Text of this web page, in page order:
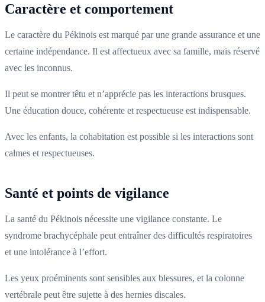
Caractère et comportement
Le caractère du Pékinois est marqué par une grande assurance et une
certaine indépendance. Il est affectueux avec sa famille, mais réservé
avec les inconnus.
Il peut se montrer têtu et n’apprécie pas les interactions brusques.
Une éducation douce, cohérente et respectueuse est indispensable.
Avec les enfants, la cohabitation est possible si les interactions sont
calmes et respectueuses.
Santé et points de vigilance
La santé du Pékinois nécessite une vigilance constante. Le
syndrome brachycéphale peut entraîner des difficultés respiratoires
et une intolérance à l’effort.
Les yeux proéminents sont sensibles aux blessures, et la colonne
vertébrale peut être sujette à des hernies discales.